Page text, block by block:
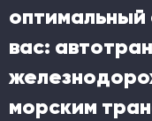
оптимальный
вас:
морским